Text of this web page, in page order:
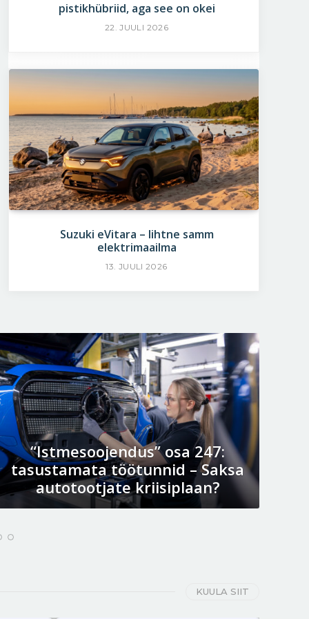
pistikhübriid, aga see on okei
22. JUULI 2026
Suzuki eVitara – lihtne samm
elektrimaailma
13. JUULI 2026
“Istmesoojendus” osa 247:
tasustamata töötunnid – Saksa
autotootjate kriisiplaan?
KUULA SIIT